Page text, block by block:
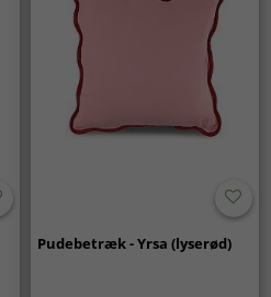
Pudebetræk - Yrsa (lyserød)